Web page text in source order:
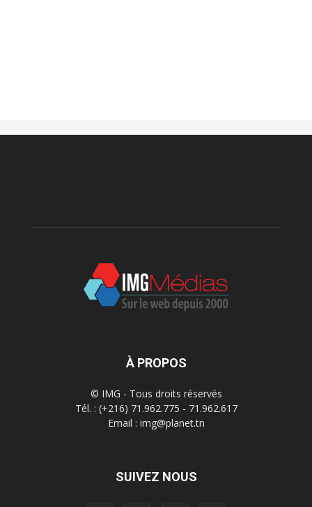
À PROPOS
© IMG - Tous droits réservés
Tél. : (+216) 71.962.775 - 71.962.617
Email : img@planet.tn
SUIVEZ NOUS